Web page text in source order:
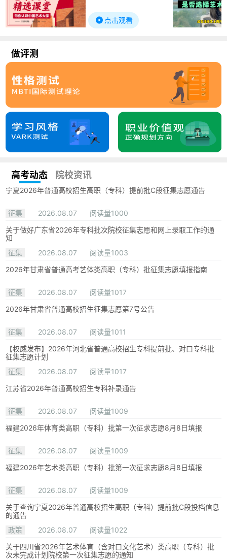
点击观看
做评测
高考动态 院校资讯
宁夏2026年普通高校招生高职（专科）提前批C段征集志愿通告
征集 2026.08.07
阅读量1000
关于做好广东省2026年专科批次院校征集志愿和网上录取工作的通
知
征集
2026.08.07
阅读量1003
2026年甘肃省普通高考艺体类高职（专科）批征集志愿填报指南
征集 2026.08.07
阅读量1017
2026年甘肃省普通高校招生征集志愿第7号公告
征集 2026.08.07
阅读量1011
【权威发布】2026年河北省普通高校招生专科提前批、对口专科批
征集志愿计划
征集
2026.08.07
阅读量1017
江苏省2026年普通高校招生专科补录通告
征集 2026.08.07
阅读量1009
福建2026年体育类高职（专科）批第一次征求志愿8月8日填报
征集 2026.08.07
阅读量1009
福建2026年艺术类高职（专科）批第一次征求志愿8月8日填报
征集 2026.08.07
阅读量1009
关于查询宁夏2026年普通高校招生高职（专科）提前批C段投档信息
的通告
政策
2026.08.07
阅读量1022
关于四川省2026年艺术体育（含对口文化艺术）类高职（专科）批
次未完成计划院校第一次征集志愿的通知